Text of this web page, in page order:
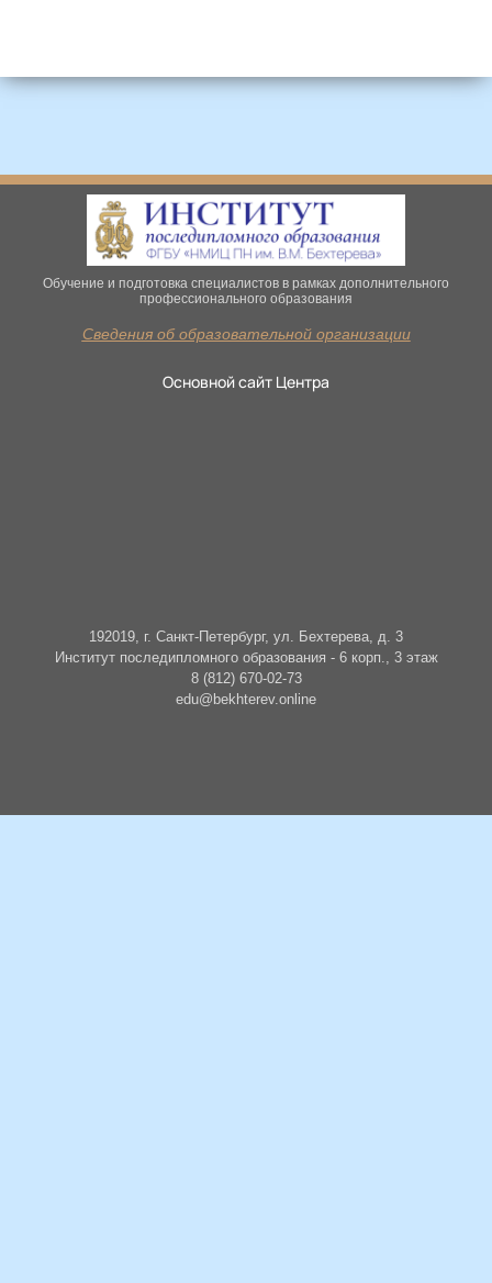
Обучение и подготовка специалистов в рамках дополнительного
профессионального образования
Сведения об образовательной организации
Основной сайт Центра
192019, г. Санкт-Петербург, ул. Бехтерева, д. 3
Институт последипломного образования - 6 корп., 3 этаж
8 (812) 670-02-73
edu@bekhterev.online